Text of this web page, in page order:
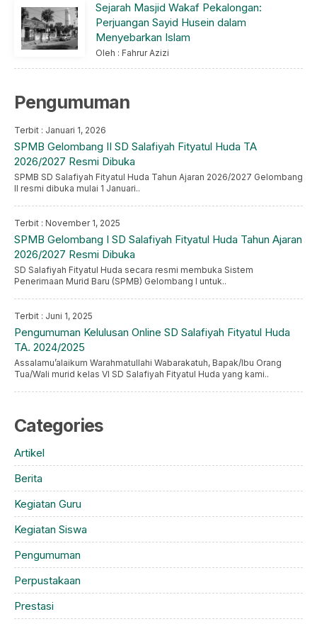
Sejarah Masjid Wakaf Pekalongan:
Perjuangan Sayid Husein dalam
Menyebarkan Islam
Oleh : Fahrur Azizi
Pengumuman
Terbit : Januari 1, 2026
SPMB Gelombang II SD Salafiyah Fityatul Huda TA
2026/2027 Resmi Dibuka
SPMB SD Salafiyah Fityatul Huda Tahun Ajaran 2026/2027 Gelombang
II resmi dibuka mulai 1 Januari..
Terbit : November 1, 2025
SPMB Gelombang I SD Salafiyah Fityatul Huda Tahun Ajaran
2026/2027 Resmi Dibuka
SD Salafiyah Fityatul Huda secara resmi membuka Sistem
Penerimaan Murid Baru (SPMB) Gelombang I untuk..
Terbit : Juni 1, 2025
Pengumuman Kelulusan Online SD Salafiyah Fityatul Huda
TA. 2024/2025
Assalamu’alaikum Warahmatullahi Wabarakatuh, Bapak/Ibu Orang
Tua/Wali murid kelas VI SD Salafiyah Fityatul Huda yang kami..
Categories
Artikel
Berita
Kegiatan Guru
Kegiatan Siswa
Pengumuman
Perpustakaan
Prestasi